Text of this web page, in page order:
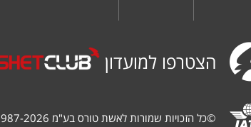
הצטרפו למועדון
©כל הזכויות שמורות לאשת טורס בע"מ 1987-2026